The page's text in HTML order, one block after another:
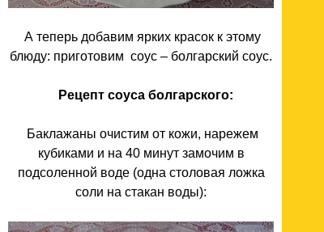
А теперь добавим ярких красок к этому
блюду: приготовим соус – болгарский соус.
Рецепт соуса болгарского:
Баклажаны очистим от кожи, нарежем
кубиками и на 40 минут замочим в
подсоленной воде (одна столовая ложка
соли на стакан воды):